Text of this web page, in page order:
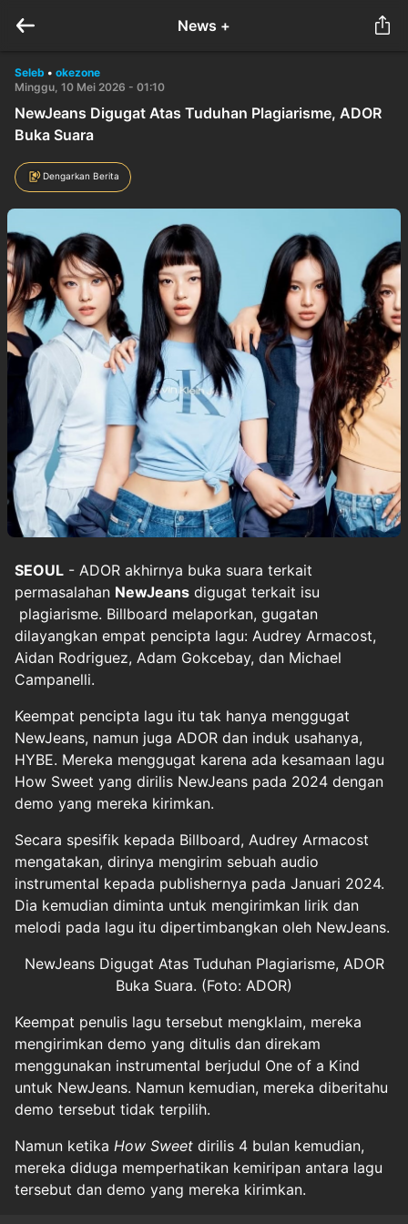
News +
Seleb • okezone
Minggu, 10 Mei 2026 - 01:10
NewJeans Digugat Atas Tuduhan Plagiarisme, ADOR
Buka Suara
Dengarkan Berita
SEOUL - ADOR akhirnya buka suara terkait
permasalahan NewJeans digugat terkait isu
plagiarisme. Billboard melaporkan, gugatan
dilayangkan empat pencipta lagu: Audrey Armacost,
Aidan Rodriguez, Adam Gokcebay, dan Michael
Campanelli.
Keempat pencipta lagu itu tak hanya menggugat
NewJeans, namun juga ADOR dan induk usahanya,
HYBE. Mereka menggugat karena ada kesamaan lagu
How Sweet yang dirilis NewJeans pada 2024 dengan
demo yang mereka kirimkan.
Secara spesifik kepada Billboard, Audrey Armacost
mengatakan, dirinya mengirim sebuah audio
instrumental kepada publishernya pada Januari 2024.
Dia kemudian diminta untuk mengirimkan lirik dan
melodi pada lagu itu dipertimbangkan oleh NewJeans.
NewJeans Digugat Atas Tuduhan Plagiarisme, ADOR
Buka Suara. (Foto: ADOR)
Keempat penulis lagu tersebut mengklaim, mereka
mengirimkan demo yang ditulis dan direkam
menggunakan instrumental berjudul One of a Kind
untuk NewJeans. Namun kemudian, mereka diberitahu
demo tersebut tidak terpilih.
Namun ketika How Sweet dirilis 4 bulan kemudian,
mereka diduga memperhatikan kemiripan antara lagu
tersebut dan demo yang mereka kirimkan.